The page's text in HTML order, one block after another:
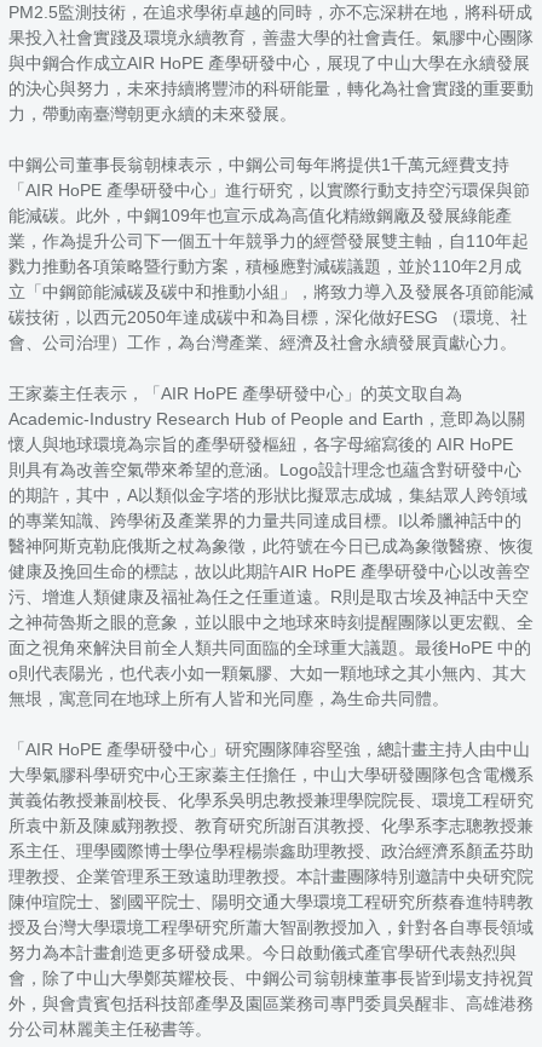
PM2.5監測技術，在追求學術卓越的同時，亦不忘深耕在地，將科研成
果投入社會實踐及環境永續教育，善盡大學的社會責任。氣膠中心團隊
與中鋼合作成立AIR HoPE 產學研發中心，展現了中山大學在永續發展
的決心與努力，未來持續將豐沛的科研能量，轉化為社會實踐的重要動
力，帶動南臺灣朝更永續的未來發展。
中鋼公司董事長翁朝棟表示，中鋼公司每年將提供1千萬元經費支持
「AIR HoPE 產學研發中心」進行研究，以實際行動支持空污環保與節
能減碳。此外，中鋼109年也宣示成為高值化精緻鋼廠及發展綠能產
業，作為提升公司下一個五十年競爭力的經營發展雙主軸，自110年起
戮力推動各項策略暨行動方案，積極應對減碳議題，並於110年2月成
立「中鋼節能減碳及碳中和推動小組」，將致力導入及發展各項節能減
碳技術，以西元2050年達成碳中和為目標，深化做好ESG （環境、社
會、公司治理）工作，為台灣產業、經濟及社會永續發展貢獻心力。
王家蓁主任表示，「AIR HoPE 產學研發中心」的英文取自為
Academic-Industry Research Hub of People and Earth，意即為以關
懷人與地球環境為宗旨的產學研發樞紐，各字母縮寫後的 AIR HoPE
則具有為改善空氣帶來希望的意涵。Logo設計理念也蘊含對研發中心
的期許，其中，A以類似金字塔的形狀比擬眾志成城，集結眾人跨領域
的專業知識、跨學術及產業界的力量共同達成目標。I以希臘神話中的
醫神阿斯克勒庇俄斯之杖為象徵，此符號在今日已成為象徵醫療、恢復
健康及挽回生命的標誌，故以此期許AIR HoPE 產學研發中心以改善空
污、增進人類健康及福祉為任之任重道遠。R則是取古埃及神話中天空
之神荷魯斯之眼的意象，並以眼中之地球來時刻提醒團隊以更宏觀、全
面之視角來解決目前全人類共同面臨的全球重大議題。最後HoPE 中的
o則代表陽光，也代表小如一顆氣膠、大如一顆地球之其小無內、其大
無垠，寓意同在地球上所有人皆和光同塵，為生命共同體。
「AIR HoPE 產學研發中心」研究團隊陣容堅強，總計畫主持人由中山
大學氣膠科學研究中心王家蓁主任擔任，中山大學研發團隊包含電機系
黃義佑教授兼副校長、化學系吳明忠教授兼理學院院長、環境工程研究
所袁中新及陳威翔教授、教育研究所謝百淇教授、化學系李志聰教授兼
系主任、理學國際博士學位學程楊崇鑫助理教授、政治經濟系顏孟芬助
理教授、企業管理系王致遠助理教授。本計畫團隊特別邀請中央研究院
陳仲瑄院士、劉國平院士、陽明交通大學環境工程研究所蔡春進特聘教
授及台灣大學環境工程學研究所蕭大智副教授加入，針對各自專長領域
努力為本計畫創造更多研發成果。今日啟動儀式產官學研代表熱烈與
會，除了中山大學鄭英耀校長、中鋼公司翁朝棟董事長皆到場支持祝賀
外，與會貴賓包括科技部產學及園區業務司專門委員吳醒非、高雄港務
分公司林麗美主任秘書等。